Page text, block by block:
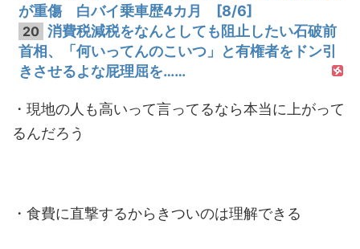
が重傷 白バイ乗車歴4カ月 [8/6]
20 消費税減税をなんとしても阻止したい石破前
首相、「何いってんのこいつ」と有権者をドン引
きさせるよな屁理屈を……
・現地の人も高いって言ってるなら本当に上がって
るんだろう
・食費に直撃するからきついのは理解できる